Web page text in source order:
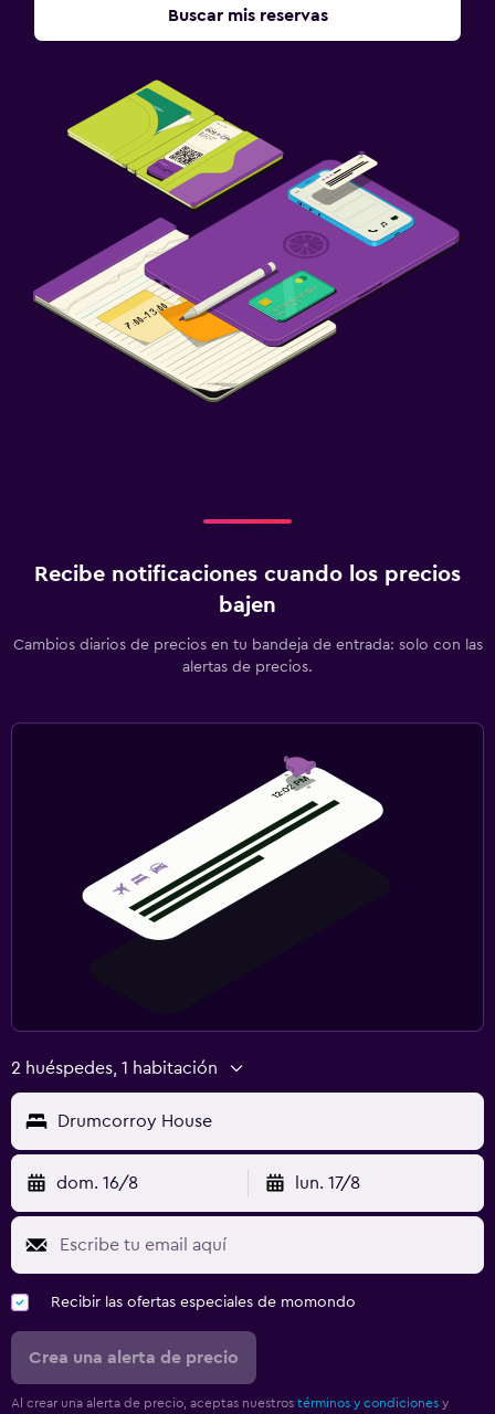
Buscar mis reservas
Recibe notificaciones cuando los precios
bajen
Cambios diarios de precios en tu bandeja de entrada: solo con las
alertas de precios.
2 huéspedes, 1 habitación
Drumcorroy House
dom. 16/8 lun. 17/8
Recibir las ofertas especiales de momondo
Crea una alerta de precio
Al crear una alerta de precio, aceptas nuestros términos y condiciones y